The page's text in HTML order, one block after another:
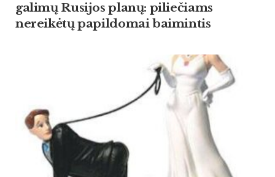
galimų Rusijos planų: piliečiams
nereikėtų papildomai baimintis